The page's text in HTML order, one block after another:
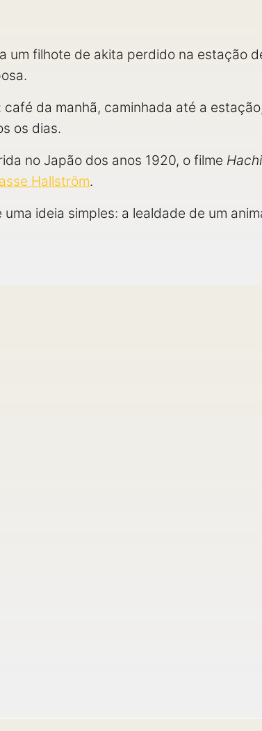
um filhote de akita perdido na estação
da manhã, caminhada até a
os dias.
no Japão dos anos 1920, o filme
Hallström.
ideia simples: a lealdade de um